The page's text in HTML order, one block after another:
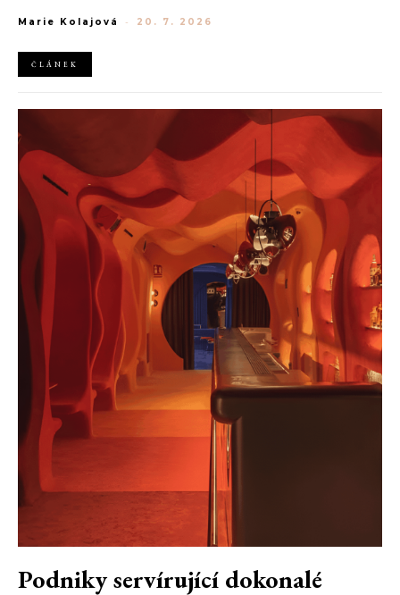
luxusním zůstává i přes přetrvávající ekonomickou nejistotu
Marie Kolajová - 20. 7. 2026
ČLÁNEK
Podniky servírující dokonalé